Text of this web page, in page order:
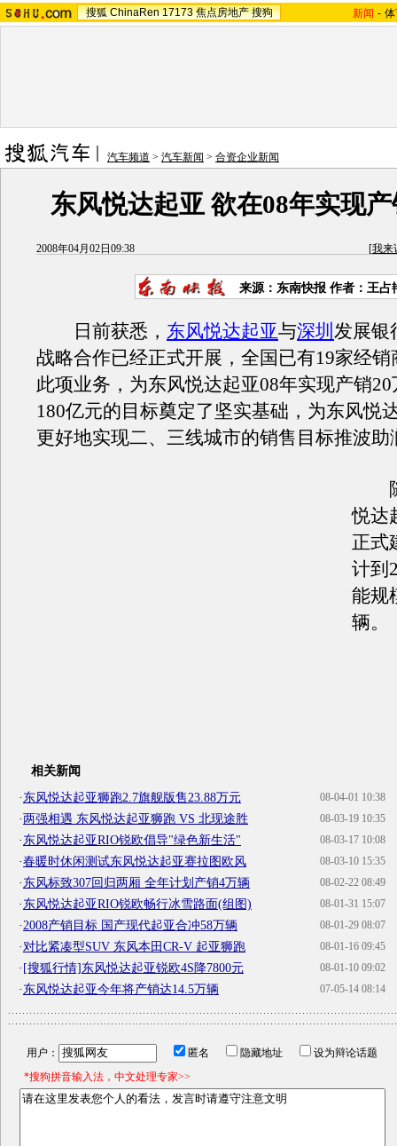
搜狐 ChinaRen 17173 焦点房地产 搜狗 新闻 -
汽车频道 > 汽车新闻 > 合资企业新闻
东风悦达起亚 欲在08年实现
2008年04月02日09:38 [我来
来源：东南快报 作者：王占
日前获悉， 东风悦达起亚与深圳 发展银
战略合作已经正式开展，全国已有19家经
此项业务，为东风悦达起亚08年实现产销
180亿元的目标奠定了坚实基础，为东风悦
更好地实现二、三线城市的销售目标推波助
随
悦达
正式
计到
能规
辆。
相关新闻
08-04-01 10:38
·东风悦达起亚狮跑2.7旗舰版售23.88万元
08-03-19 10:35
·两强相遇 东风悦达起亚狮跑 VS 北现途胜
08-03-17 10:08
·东风悦达起亚RIO锐欧倡导"绿色新生活"
08-03-10 15:35
·春暖时休闲测试东风悦达起亚赛拉图欧风
08-02-22 08:49
·东风标致307回归两厢 全年计划产销4万辆
08-01-31 15:07
·东风悦达起亚RIO锐欧畅行冰雪路面(组图)
08-01-29 08:07
·2008产销目标 国产现代起亚合冲58万辆
08-01-16 09:45
·对比紧凑型SUV 东风本田CR-V 起亚狮跑
08-01-10 09:02
·[搜狐行情]东风悦达起亚锐欧4S降7800元
07-05-14 08:14
·东风悦达起亚今年将产销达14.5万辆
用户： 匿名 隐藏地址
设为辩论话题
*搜狗拼音输入法，中文处理专家>>